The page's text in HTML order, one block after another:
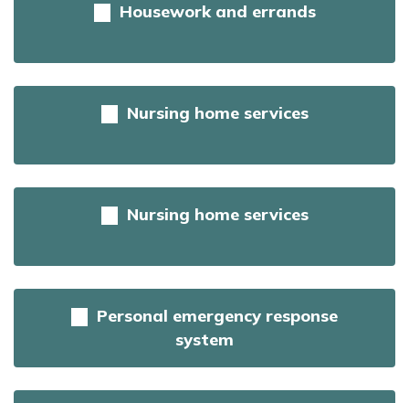
Housework and errands
Nursing home services
Nursing home services
Personal emergency response
system